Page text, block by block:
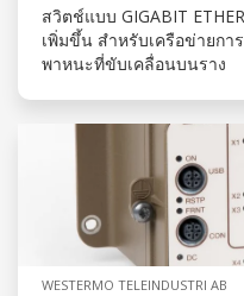
สวิตช์แบบ GIGABIT
เพิ่มขึ้น สำหรับเครือข่ายกา
พาหนะที่ขับเคลื่อนบนราง
WESTERMO TELEINDUSTRI AB